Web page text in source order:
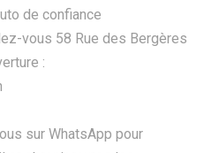
de confiance
vous 58 Rue des Bergères
:
sur WhatsApp pour